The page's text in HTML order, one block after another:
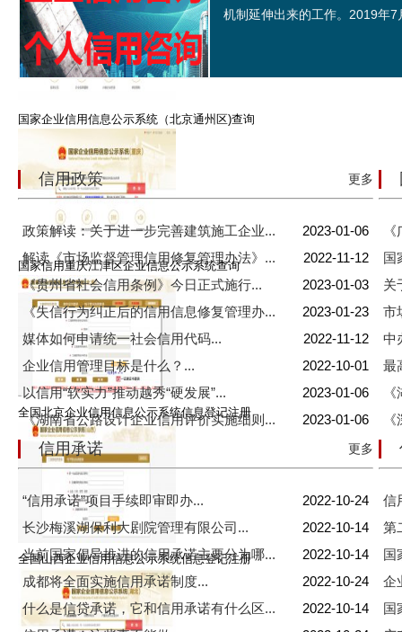
国家企业信用信息公示系统（北京通州区)查询
国家信用重庆江津区企业信息公示系统查询
全国北京企业信用信息公示系统信息登记注册
全国山西企业信用信息公示系统信息登记注册
机制延伸出来的工作。2019年7
信用政策 更多
政策解读：关于进一步完善建筑施工企业...
2023-01-06
解读《市场监督管理信用修复管理办法》...
2022-11-12
《贵州省社会信用条例》今日正式施行...
2023-01-03
《失信行为纠正后的信用信息修复管理办...
2023-01-23
媒体如何申请统一社会信用代码...
2022-11-12
企业信用管理目标是什么？...
2022-10-01
以信用“软实力”推动越秀“硬发展”...
2023-01-06
《湖南省公路设计企业信用评价实施细则...
2023-01-06
国
关
市
中
最
信用承诺 更多
“信用承诺”项目手续即审即办...
2022-10-24
长沙梅溪湖保利大剧院管理有限公司...
2022-10-14
当前国家倡导推进的信用承诺主要分为哪...
2022-10-14
成都将全面实施信用承诺制度...
2022-10-24
什么是信贷承诺，它和信用承诺有什么区...
2022-10-14
信
第
国
企
国